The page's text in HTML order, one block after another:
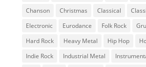
Chanson
Christmas Classical
Electronic
Eurodance Folk Rock
Hard Rock
Heavy Metal Hip Hop
Indie Rock
Industrial Metal